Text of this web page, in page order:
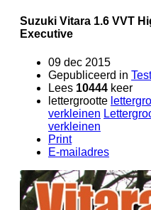
Suzuki Vitara 1.6 VVT
Executive
09 dec 2015
Gepubliceerd in Test
Lees 10444 keer
lettergrootte
verkleinen
verkleinen
Print
E-mailadres